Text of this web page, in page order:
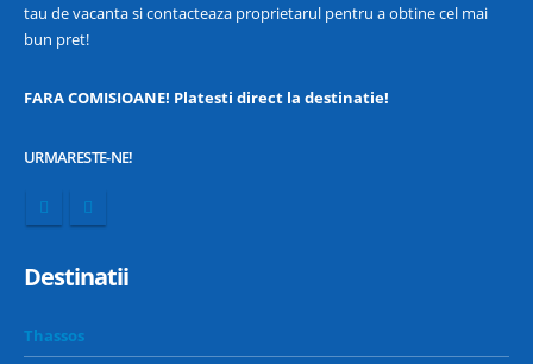
tau de vacanta si contacteaza proprietarul pentru a obtine cel mai
bun pret!
FARA COMISIOANE! Platesti direct la destinatie!
URMARESTE-NE!
Destinatii
Thassos